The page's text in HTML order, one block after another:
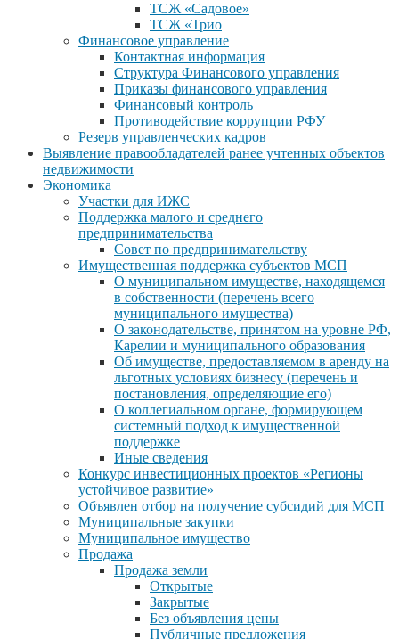
ТСЖ «Садовое»
ТСЖ «Трио
Финансовое управление
Контактная информация
Структура Финансового управления
Приказы финансового управления
Финансовый контроль
Противодействие коррупции РФУ
Резерв управленческих кадров
Выявление правообладателей ранее учтенных объектов
недвижимости
Экономика
Участки для ИЖС
Поддержка малого и среднего
предпринимательства
Совет по предпринимательству
Имущественная поддержка субъектов МСП
О муниципальном имуществе, находящемся
в собственности (перечень всего
муниципального имущества)
О законодательстве, принятом на уровне РФ,
Карелии и муниципального образования
Об имуществе, предоставляемом в аренду на
льготных условиях бизнесу (перечень и
постановления, определяющие его)
О коллегиальном органе, формирующем
системный подход к имущественной
поддержке
Иные сведения
Конкурс инвестиционных проектов «Регионы
устойчивое развитие»
Объявлен отбор на получение субсидий для МСП
Муниципальные закупки
Муниципальное имущество
Продажа
Продажа земли
Открытые
Закрытые
Без объявления цены
Публичные предложения